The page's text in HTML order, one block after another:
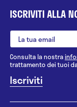
ISCRIVITI ALLA
Consulta la nostra
trattamento dei tuoi